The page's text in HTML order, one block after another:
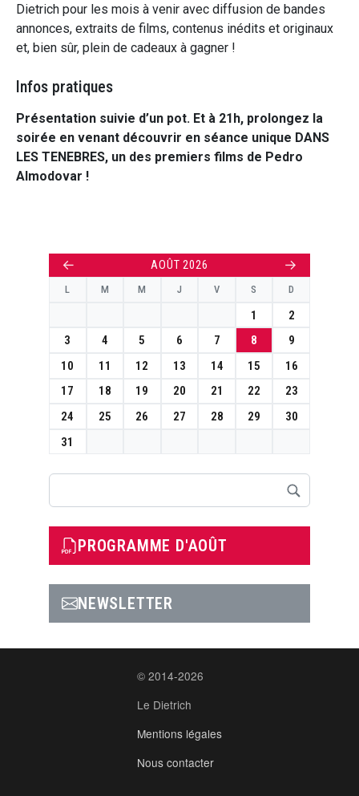
Dietrich pour les mois à venir avec diffusion de bandes
annonces, extraits de films, contenus inédits et originaux
et, bien sûr, plein de cadeaux à gagner !
Infos pratiques
Présentation suivie d’un pot. Et à 21h, prolongez la
soirée en venant découvrir en séance unique DANS
LES TENEBRES, un des premiers films de Pedro
Almodovar !
← AOÛT 2026 →
L M M J V S D
1
2
3
4 5 6 7 8
9
10
11 12 13 14 15
16
17
18 19 20 21 22
23
24
25 26 27 28 29
30
31
PROGRAMME D'AOÛT
NEWSLETTER
© 2014-2026
Le Dietrich
Mentions légales
Nous contacter